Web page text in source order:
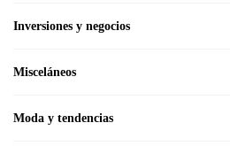
Inversiones y negocios
Misceláneos
Moda y tendencias